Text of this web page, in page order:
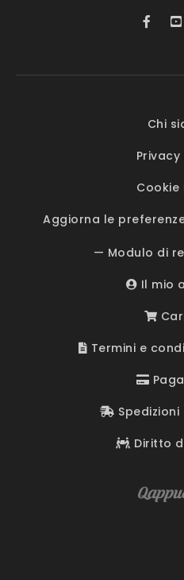
Chi
Privacy
Cookie
Aggiorna le
— Modulo di
Il mio
Termini e
Diritto